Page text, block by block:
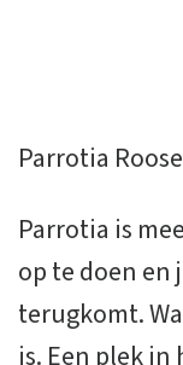
Parrotia
Parrotia is
op te doen en
terugkomt.
is. Een plek